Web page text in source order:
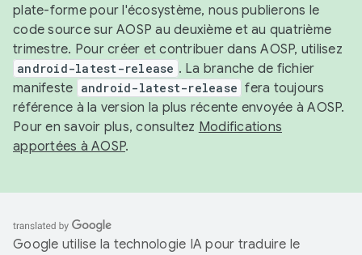
plate-forme pour l'écosystème, nous publierons le
code source sur AOSP au deuxième et au quatrième
trimestre. Pour créer et contribuer dans AOSP, utilisez
android-latest-release . La branche de fichier
manifeste android-latest-release fera toujours
référence à la version la plus récente envoyée à AOSP.
Pour en savoir plus, consultez Modifications
apportées à AOSP.
Google utilise la technologie IA pour traduire le